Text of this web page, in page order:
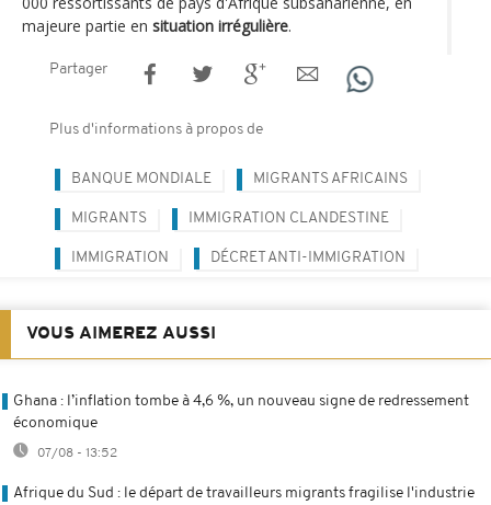
majeure partie en situation irrégulière.
Partager
Plus d'informations à propos de
BANQUE MONDIALE MIGRANTS AFRICAINS
MIGRANTS IMMIGRATION CLANDESTINE
IMMIGRATION DÉCRET ANTI-IMMIGRATION
VOUS AIMEREZ AUSSI
Ghana : l’inflation tombe à 4,6 %, un nouveau signe de redressement
économique
07/08 - 13:52
Afrique du Sud : le départ de travailleurs migrants fragilise l'industrie